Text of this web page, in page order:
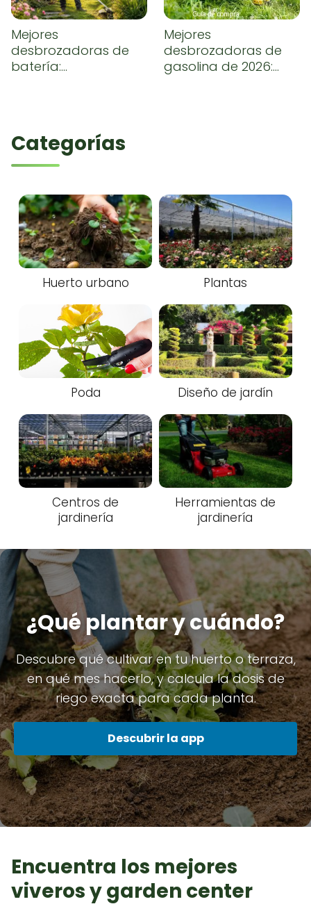
Mejores
desbrozadoras de
batería:
Mejores
desbrozadoras de
gasolina de 2026:
Categorías
Huerto urbano Plantas
Poda Diseño de jardín
Centros de
jardinería
Herramientas de
jardinería
¿Qué plantar y cuándo?
Descubre qué cultivar en tu huerto o terraza,
en qué mes hacerlo, y calcula la dosis de
riego exacta para cada planta.
Descubrir la app
Encuentra los mejores
viveros y garden center